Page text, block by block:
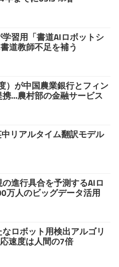
習用「書道AIロボットシ
道教師不足を補う
）が中国農業銀行とフィン
…農村部の金融サービス
リアルタイム翻訳モデル
の進行具合を予測するAIロ
万人のビッグデータ活用
ロボット用検出アルゴリ
速度は人間の7倍